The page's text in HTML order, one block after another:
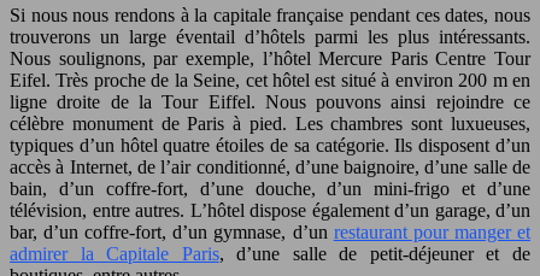
Si nous nous rendons à la capitale française pendant ces dates, nous
trouverons un large éventail d’hôtels parmi les plus intéressants.
Nous soulignons, par exemple, l’hôtel Mercure Paris Centre Tour
Eifel. Très proche de la Seine, cet hôtel est situé à environ 200 m en
ligne droite de la Tour Eiffel. Nous pouvons ainsi rejoindre ce
célèbre monument de Paris à pied. Les chambres sont luxueuses,
typiques d’un hôtel quatre étoiles de sa catégorie. Ils disposent d’un
accès à Internet, de l’air conditionné, d’une baignoire, d’une salle de
bain, d’un coffre-fort, d’une douche, d’un mini-frigo et d’une
télévision, entre autres. L’hôtel dispose également d’un garage, d’un
bar, d’un coffre-fort, d’un gymnase, d’un restaurant pour manger et
admirer la Capitale Paris, d’une salle de petit-déjeuner et de